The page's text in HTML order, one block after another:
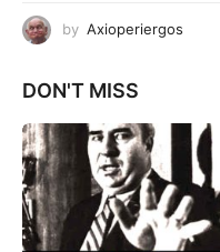
by Axioperiergos
DON'T MISS